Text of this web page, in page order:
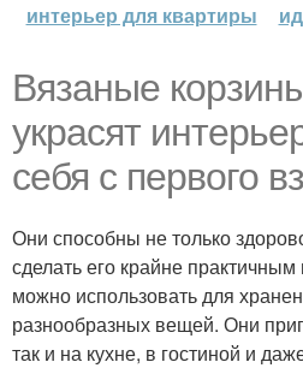
интерьер для квартиры
Вязаные
украсят
себя с первого
Они способны не только
сделать его крайне
можно использовать для
разнообразных вещей. Они
так и на кухне, в гостиной и